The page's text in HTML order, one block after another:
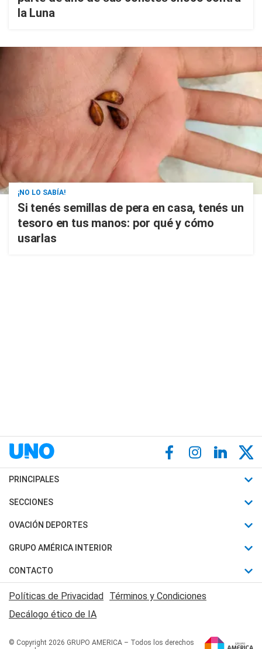
la Luna
¡NO LO SABÍA!
Si tenés semillas de pera en casa, tenés un
tesoro en tus manos: por qué y cómo
usarlas
PRINCIPALES
Últimas Noticias
Política
Judiciales
Economia
SECCIONES
Horóscopo
Motores
Trucos caseros
Series y Películas
Edictos y Solicitadas
OVACIÓN DEPORTES
Fútbol
Mundial
Automovilismo
Rugby
Básquet
GRUPO AMÉRICA INTERIOR
Canal 7 en Vivo
San Juan 8
CONTACTO
Acerca de Nosotros
Contactanos
Políticas de Privacidad
Términos y Condiciones
Decálogo ético de IA
© Copyright 2026 GRUPO AMERICA – Todos los derechos